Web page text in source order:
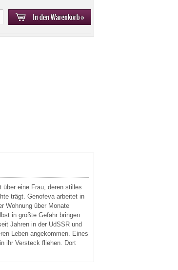
über eine Frau, deren stilles
trägt. Genofeva arbeitet in
Wohnung über Monate
in größte Gefahr bringen
Jahren in der UdSSR und
Leben angekommen. Eines
ihr Versteck fliehen. Dort